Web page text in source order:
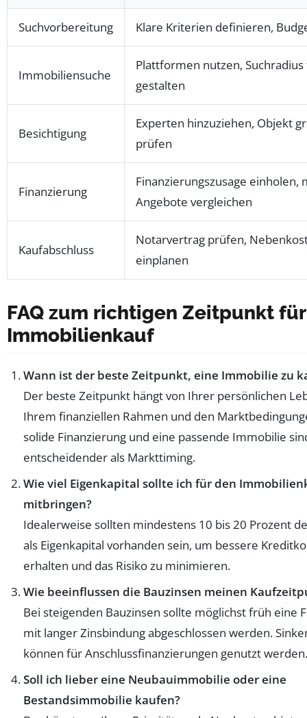
Suchvorbereitung Klare Kriterien definieren,
Immobiliensuche
Plattformen nutzen,
gestalten
Besichtigung
Experten hinzuziehen, Objekt
prüfen
Finanzierung
Finanzierungszusage einholen,
Angebote vergleichen
Kaufabschluss
Notarvertrag prüfen,
einplanen
FAQ zum richtigen Zeitpunkt
Immobilienkauf
Wann ist der beste Zeitpunkt, eine Immobilie zu
Der beste Zeitpunkt hängt von Ihrer persönlichen
Ihrem finanziellen Rahmen und den
solide Finanzierung und eine passende Immobilie
entscheidender als Markttiming.
Wie viel Eigenkapital sollte ich für den
mitbringen?
Idealerweise sollten mindestens 10 bis 20 Prozent
als Eigenkapital vorhanden sein, um bessere
erhalten und das Risiko zu minimieren.
Wie beeinflussen die Bauzinsen meinen
Bei steigenden Bauzinsen sollte möglichst früh eine
mit langer Zinsbindung abgeschlossen werden.
können für Anschlussfinanzierungen genutzt werden.
Soll ich lieber eine Neubauimmobilie oder eine
Bestandsimmobilie kaufen?